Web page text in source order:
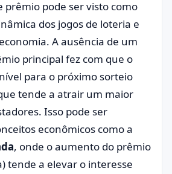
prêmio pode ser visto como
dos jogos de loteria e
A ausência de um
principal fez com que o
para o próximo sorteio
tende a atrair um maior
Isso pode ser
econômicos como a
, onde o aumento do prêmio
tende a elevar o interesse